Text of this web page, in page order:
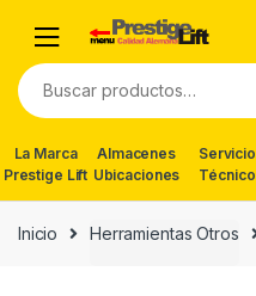
navigation
content
Buscar
por:
La Marca
Prestige Lift
Almacenes
Ubicaciones
Servicio
Técnico
Inicio Herramientas Otros